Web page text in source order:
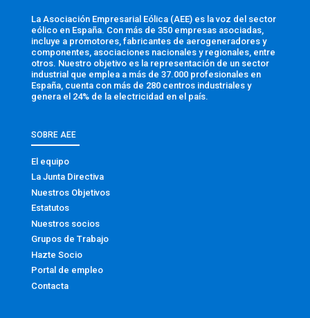
La Asociación Empresarial Eólica (AEE) es la voz del sector
eólico en España. Con más de 350 empresas asociadas,
incluye a promotores, fabricantes de aerogeneradores y
componentes, asociaciones nacionales y regionales, entre
otros. Nuestro objetivo es la representación de un sector
industrial que emplea a más de 37.000 profesionales en
España, cuenta con más de 280 centros industriales y
genera el 24% de la electricidad en el país.
SOBRE AEE
El equipo
La Junta Directiva
Nuestros Objetivos
Estatutos
Nuestros socios
Grupos de Trabajo
Hazte Socio
Portal de empleo
Contacta